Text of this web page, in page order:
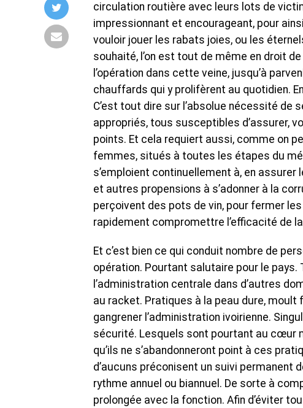
circulation routière avec leurs lots de
impressionnant et encourageant, pour
vouloir jouer les rabats joies, ou les
souhaité, l’on est tout de même en droit
l’opération dans cette veine, jusqu’à
chauffards qui y prolifèrent au quotidien.
C’est tout dire sur l’absolue nécessité
appropriés, tous susceptibles d’assurer,
points. Et cela requiert aussi, comme on
femmes, situés à toutes les étapes du
s’emploient continuellement à, en assurer
et autres propensions à s’adonner à la
perçoivent des pots de vin, pour fermer
rapidement compromettre l’efficacité de
Et c’est bien ce qui conduit nombre de
opération. Pourtant salutaire pour le
l’administration centrale dans d’autres
au racket. Pratiques à la peau dure,
gangrener l’administration ivoirienne.
sécurité. Lesquels sont pourtant au cœur
qu’ils ne s’abandonneront point à ces
d’aucuns préconisent un suivi permanent
rythme annuel ou biannuel. De sorte à
prolongée avec la fonction. Afin d’éviter